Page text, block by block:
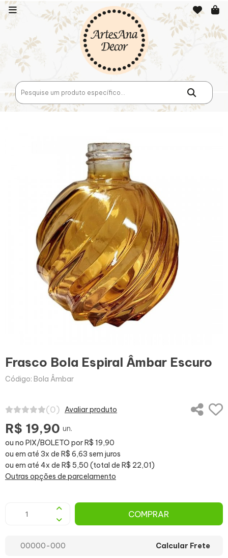
Frasco Bola Espiral Âmbar Escuro
Código: Bola Âmbar
(0) Avaliar produto
R$ 19,90 un.
ou no PIX/BOLETO por R$ 19,90
ou em até 3x de R$ 6,63 sem juros
ou em até 4x de R$ 5,50 (total de R$ 22,01)
Outras opções de parcelamento
COMPRAR
Calcular Frete